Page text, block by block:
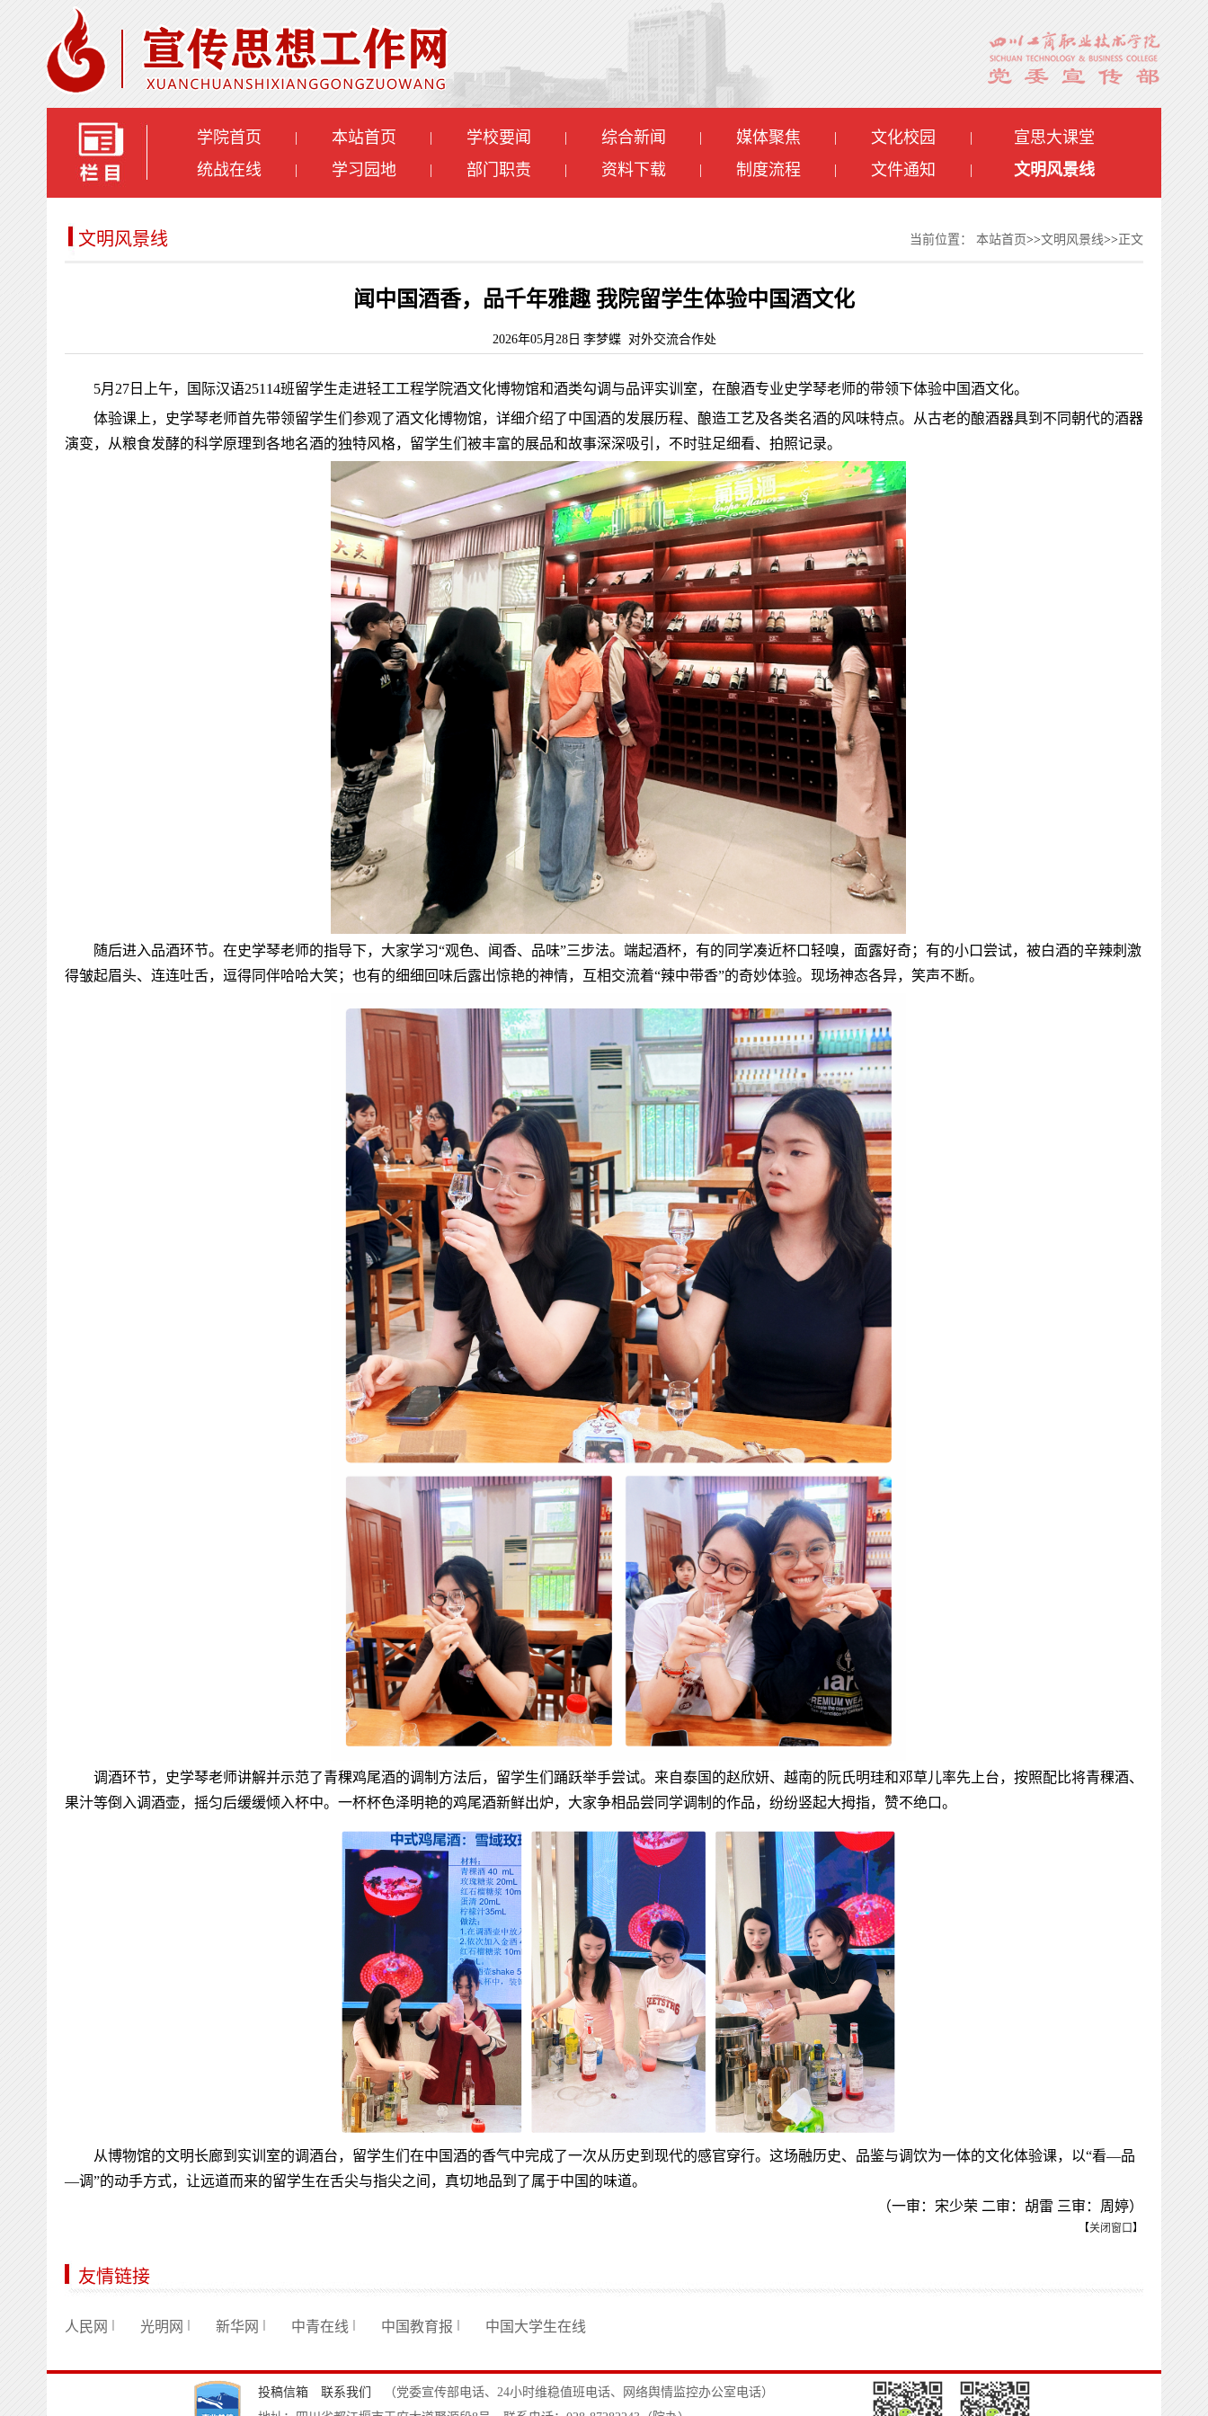
学院首页 | 本站首页 | 学校要闻 | 综合新闻 | 媒体聚焦 | 文化校园 |
宣思大课堂
统战在线
| 学习园地 | 部门职责 | 资料下载 | 制度流程 | 文件通知 | 文明风景线
文明风景线 当前位置： 本站首页>>文明风景线>> 正文
闻中国酒香，品千年雅趣 我院留学生体验中国酒文化
2026年05月28日 李梦蝶 对外交流合作处
5月27日上午，国际汉语25114班留学生走进轻工工程学院酒文化博物馆和酒类勾调与品评实训室，在酿酒专业史学琴老师的带领下体验中国酒文化。
体验课上，史学琴老师首先带领留学生们参观了酒文化博物馆，详细介绍了中国酒的发展历程、酿造工艺及各类名酒的风味特点。从古老的酿酒器具到不同朝代的酒器
演变，从粮食发酵的科学原理到各地名酒的独特风格，留学生们被丰富的展品和故事深深吸引，不时驻足细看、拍照记录。
随后进入品酒环节。在史学琴老师的指导下，大家学习“观色、闻香、品味”三步法。端起酒杯，有的同学凑近杯口轻嗅，面露好奇；有的小口尝试，被白酒的辛辣刺激
得皱起眉头、连连吐舌，逗得同伴哈哈大笑；也有的细细回味后露出惊艳的神情，互相交流着“辣中带香”的奇妙体验。现场神态各异，笑声不断。
调酒环节， 史学琴老师讲解并示范了青稞鸡尾酒的调制方法后，留学生们踊跃举手尝试。来自泰国的赵欣妍、越南的阮氏明珪和邓草儿率先上台，按照配比将青稞酒、
果汁等倒入调酒壶，摇匀后缓缓倾入杯中。一杯杯色泽明艳的鸡尾酒新鲜出炉，大家争相品尝同学调制的作品，纷纷竖起大拇指，赞不绝口。
从博物馆的文明长廊到实训室的调酒台，留学生们在中国酒的香气中完成了一次从历史到现代的感官穿行。这场融历史、品鉴与调饮为一体的文化体验课，以“看—品
—调”的动手方式，让远道而来的留学生在舌尖与指尖之间，真切地品到了属于中国的味道。
（一审：宋少荣 二审：胡雷 三审：周婷）
【关闭窗口】
友情链接
人民网 光明网 新华网 中青在线 中国教育报 中国大学生在线
投稿信箱 联系我们
（党委宣传部电话、24小时维稳值班电话、网络舆情监控办公室电话）